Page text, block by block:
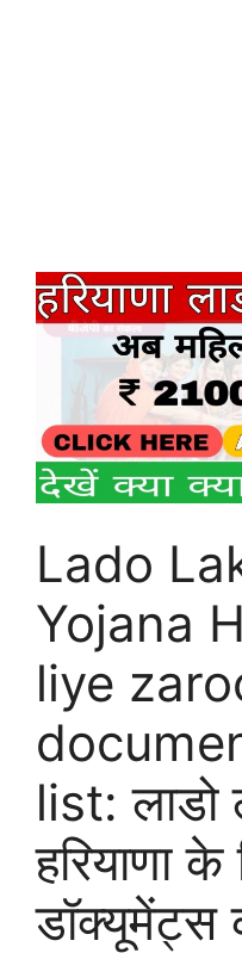
Lado
Yojana
liye
list: लाडो
हरियाणा
डॉक्यूमेंट्स